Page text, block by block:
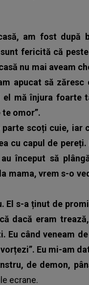
am fost după
fericită că
nu mai aveam
apucat să zăresc
el mă înjura foarte
omor”.
scoți cuie, iar
cu capul de
început să
mama, vrem s-o
El s-a ținut de
dacă eram
când veneam
Eu mi-am
de demon,
ecrane.